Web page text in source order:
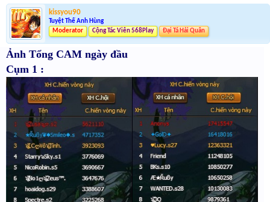
kissyou90
Tuyệt Thế Anh Hùng
Moderator
Cộng Tác Viên 568Play Đại Tá Hải Quân
Ảnh Tổng CAM ngày đầu
Cụm 1 :